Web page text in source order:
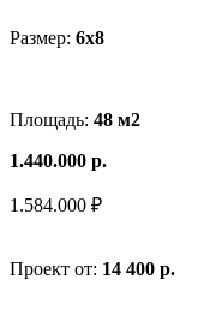
Размер: 6x8
Площадь: 48 м2
1.440.000 р.
1.584.000 ₽
Проект от: 14 400 р.